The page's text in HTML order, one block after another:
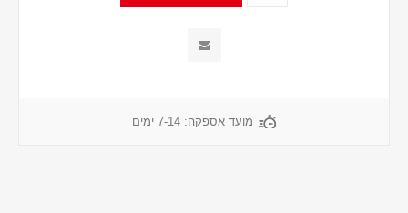
מועד אספקה: 7-14 ימים